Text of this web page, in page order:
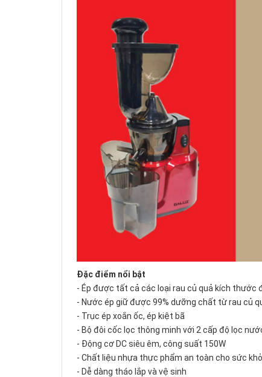
Đặc điểm nổi bật
- Ép được tất cả các loại rau củ quả kích thước
- Nước ép giữ được 99% dưỡng chất từ rau củ
- Trục ép xoắn ốc, ép kiệt bã
- Bộ đôi cốc lọc thông minh với 2 cấp độ lọc
- Động cơ DC siêu êm, công suất 150W
- Chất liệu nhựa thực phẩm an toàn cho sức
- Dễ dàng tháo lắp và vệ sinh